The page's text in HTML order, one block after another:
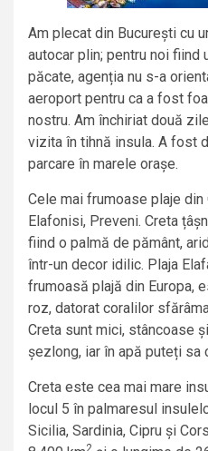
Am plecat din București cu
autocar plin; pentru noi fiind
păcate, agenția nu s-a
aeroport pentru ca a fost
nostru. Am închiriat două
vizita în tihnă insula. A fost
parcare în marele orașe.
Cele mai frumoase plaje din
Elafonisi, Preveni. Creta
fiind o palmă de pământ,
într-un decor idilic. Plaja
frumoasă plajă din Europa,
roz, datorat coralilor
Creta sunt mici, stâncoase
șezlong, iar în apă puteți sa
Creta este cea mai mare
locul 5 în palmaresul
Sicilia, Sardinia, Cipru și